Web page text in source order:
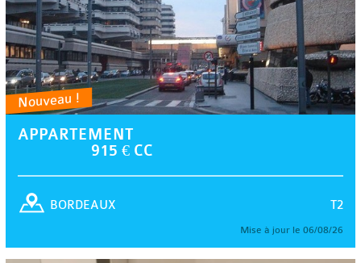
Nouveau !
APPARTEMENT
915 € CC
T2
BORDEAUX
Mise à jour le 06/08/26